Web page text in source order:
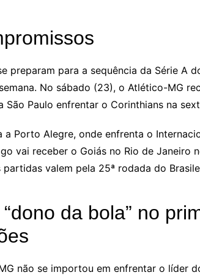
preparam para a sequência da Série A
No sábado (23), o Atlético-MG
São Paulo enfrentar o Corinthians na
a Porto Alegre, onde enfrenta o
vai receber o Goiás no Rio de Janeiro
partidas valem pela 25ª rodada do
da bola” no
não se importou em enfrentar o líder